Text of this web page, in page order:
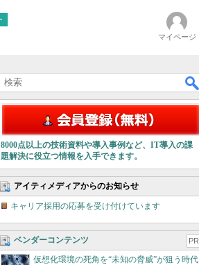
マイページ
8000点以上の技術資料や導入事例など、IT導入の課
題解決に役立つ情報を入手できます。
アイティメディアからのお知らせ
キャリア採用の応募を受け付けています
ベンダーコンテンツ PR
仮想化環境の死角を“未知の脅威”が狙う時代